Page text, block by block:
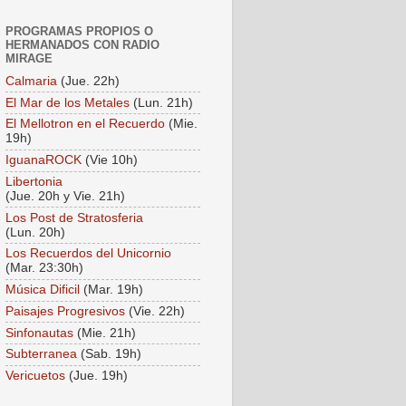
PROGRAMAS PROPIOS O
HERMANADOS CON RADIO
MIRAGE
Calmaria (Jue. 22h)
El Mar de los Metales (Lun. 21h)
El Mellotron en el Recuerdo (Mie.
19h)
IguanaROCK (Vie 10h)
Libertonia
(Jue. 20h y Vie. 21h)
Los Post de Stratosferia
(Lun. 20h)
Los Recuerdos del Unicornio
(Mar. 23:30h)
Música Dificil (Mar. 19h)
Paisajes Progresivos (Vie. 22h)
Sinfonautas (Mie. 21h)
Subterranea (Sab. 19h)
Vericuetos (Jue. 19h)